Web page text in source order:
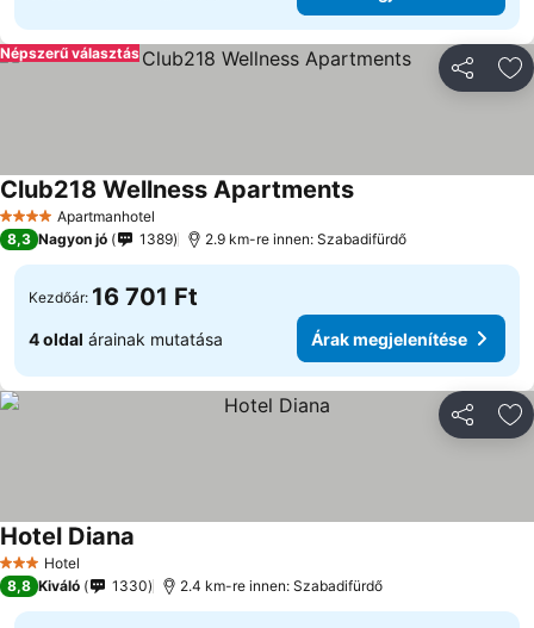
Népszerű választás
4 KategóriaApartmanhotel
Club218 Wellness Apartments
8,3 Nagyon jó 1389 2.9 km-re innen: Szabadifürdő
Kezdőár: 16 701 Ft
4 oldal árainak mutatása Árak megjelenítése
3 Kategória
Hotel
Hotel Diana
8,8 Kiváló 1330 2.4 km-re innen: Szabadifürdő